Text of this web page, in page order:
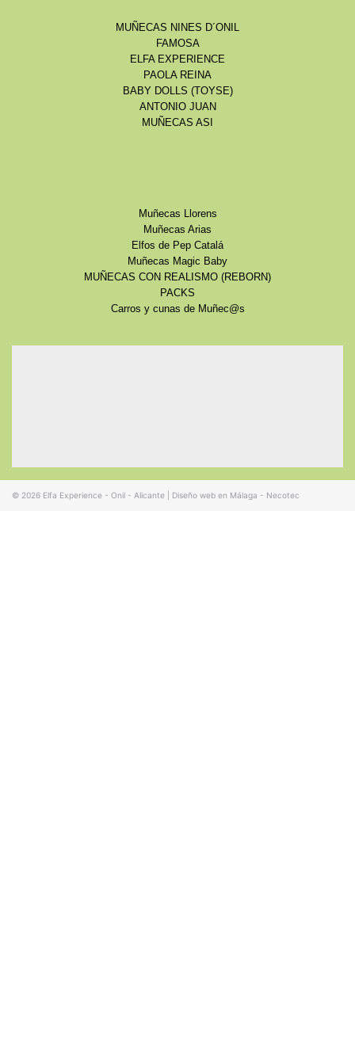
MUÑECAS NINES D´ONIL
FAMOSA
ELFA EXPERIENCE
PAOLA REINA
BABY DOLLS (TOYSE)
ANTONIO JUAN
MUÑECAS ASI
Muñecas Llorens
Muñecas Arias
Elfos de Pep Catalá
Muñecas Magic Baby
MUÑECAS CON REALISMO (REBORN)
PACKS
Carros y cunas de Muñec@s
© 2026 Elfa Experience - Onil - Alicante Diseño web en Málaga - Necotec